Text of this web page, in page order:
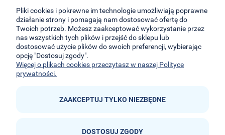
32-050 Skawina
kontakt@e-kidsplanet.com
+48 666-414-390
+48 666-414-383
Pliki cookies i pokrewne im technologie umożliwiają poprawne
działanie strony i pomagają nam dostosować ofertę do
Twoich potrzeb. Możesz zaakceptować wykorzystanie przez
nas wszystkich tych plików i przejść do sklepu lub
dostosować użycie plików do swoich preferencji, wybierając
opcję "Dostosuj zgody".
Więcej o plikach cookies przeczytasz w naszej Polityce
prywatności.
ZAAKCEPTUJ TYLKO NIEZBĘDNE
DOSTOSUJ ZGODY